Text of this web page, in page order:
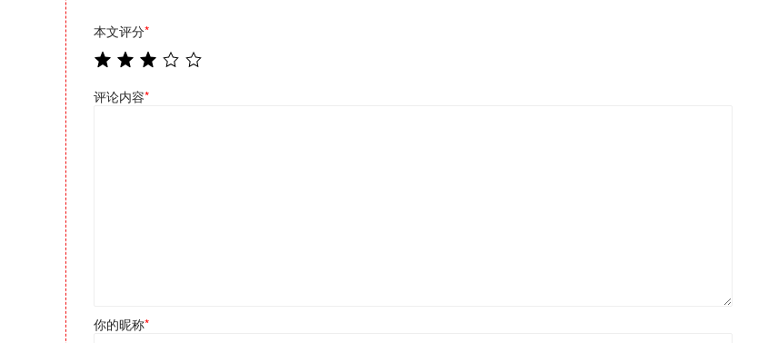
本文评分*
评论内容*
你的昵称*